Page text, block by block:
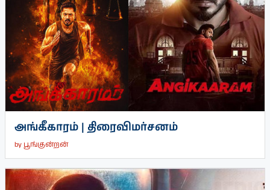
அங்கீகாரம் | திரைவிமர்சனம்
byபூங்குன்றன்